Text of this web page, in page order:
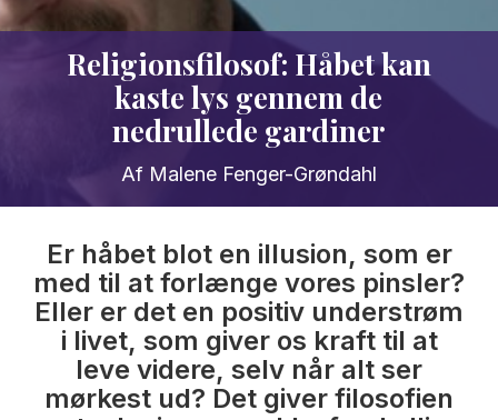
Religionsfilosof: Håbet kan
kaste lys gennem de
nedrullede gardiner
Af Malene Fenger-Grøndahl
Er håbet blot en illusion, som er
med til at forlænge vores pinsler?
Eller er det en positiv understrøm
i livet, som giver os kraft til at
leve videre, selv når alt ser
mørkest ud? Det giver filosofien